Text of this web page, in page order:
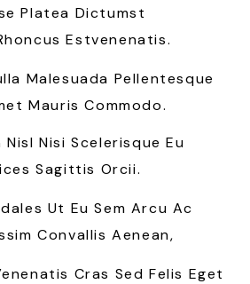
Platea Dictumst
Estvenenatis.
Malesuada Pellentesque
Mauris Commodo.
Nisl Nisi Scelerisque Eu
Sagittis Orcii.
Ut Eu Sem Arcu Ac
Convallis Aenean,
Cras Sed Felis Eget